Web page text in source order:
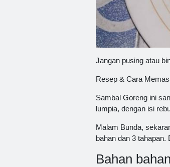
Jangan pusing atau
Resep & Cara
Sambal Goreng ini
lumpia, dengan isi
Malam Bunda,
bahan dan 3 tahapan.
Bahan